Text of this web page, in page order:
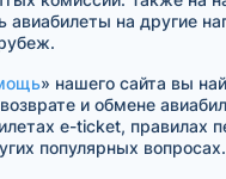
авиабилеты на другие
» нашего сайта вы
и обмене
e-ticket, правилах
популярных вопросах.